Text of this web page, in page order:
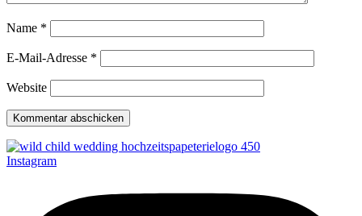
Name *
E-Mail-Adresse *
Website
Instagram